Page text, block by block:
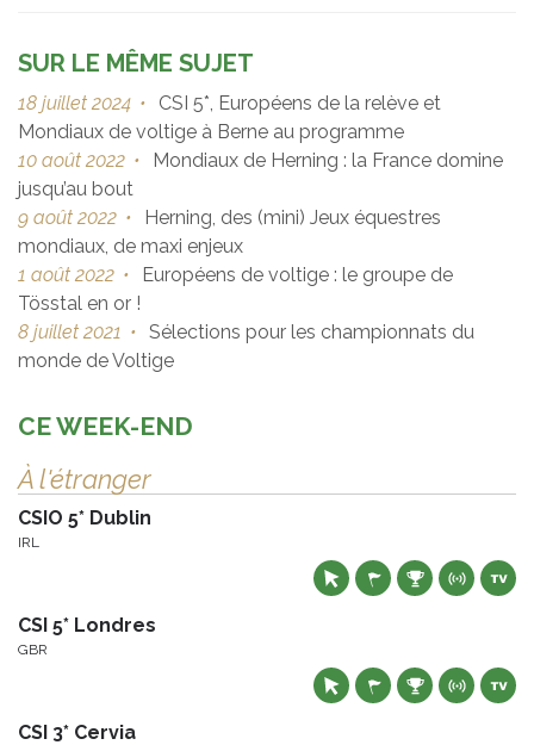
SUR LE MÊME SUJET
18 juillet 2024 •
CSI 5*, Européens de la relève et
Mondiaux de voltige à Berne au programme
10 août 2022 •
Mondiaux de Herning : la France domine
jusqu’au bout
9 août 2022 •
Herning, des (mini) Jeux équestres
mondiaux, de maxi enjeux
1 août 2022 •
Européens de voltige : le groupe de
Tösstal en or !
8 juillet 2021 • Sélections pour les championnats du
monde de Voltige
CE WEEK-END
À l'étranger
CSIO 5* Dublin
IRL
CSI 5* Londres
GBR
CSI 3* Cervia